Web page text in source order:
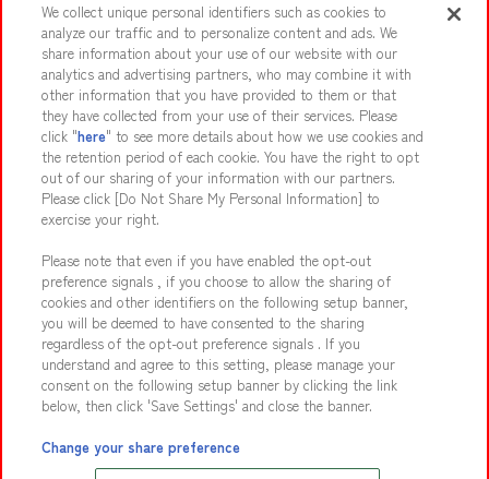
Events and Campaigns
Affiliate Sustainability site policy privacy policy
Web accessibility policy and verification results
Together with our business partners About the provision of food
Customer Harassment Response Policy
Frequently Asked Questions / Inquiries
©Bandai Namco Amusement Inc.
©Bandai Namco Amusement Lab Inc.
We collect unique personal identifiers such as cookies to
analyze our traffic and to personalize content and ads. We
share information about your use of our website with our
analytics and advertising partners, who may combine it with
other information that you have provided to them or that
they have collected from your use of their services. Please
click "here" to see more details about how we use cookies and
the retention period of each cookie. You have the right to opt
out of our sharing of your information with our partners.
Please click [Do Not Share My Personal Information] to
exercise your right.
Please note that even if you have enabled the opt-out
preference signals , if you choose to allow the sharing of
cookies and other identifiers on the following setup banner,
you will be deemed to have consented to the sharing
regardless of the opt-out preference signals . If you
understand and agree to this setting, please manage your
consent on the following setup banner by clicking the link
below, then click 'Save Settings' and close the banner.
Change your share preference